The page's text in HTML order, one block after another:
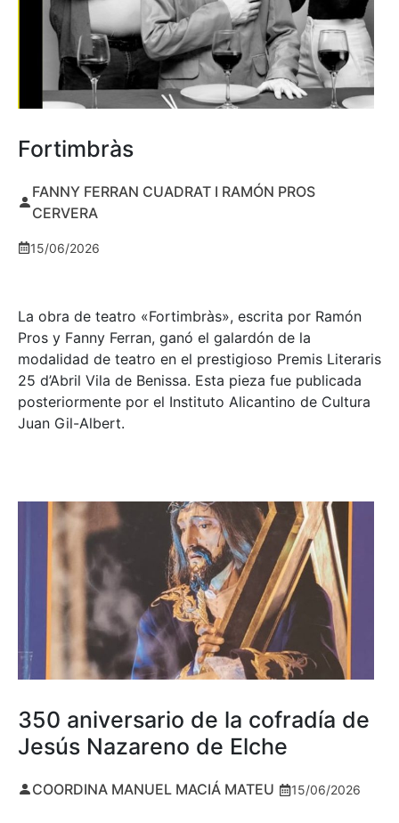
Fortimbràs
FANNY FERRAN CUADRAT I RAMÓN PROS
CERVERA
15/06/2026
La obra de teatro «Fortimbràs», escrita por Ramón
Pros y Fanny Ferran, ganó el galardón de la
modalidad de teatro en el prestigioso Premis Literaris
25 d’Abril Vila de Benissa. Esta pieza fue publicada
posteriormente por el Instituto Alicantino de Cultura
Juan Gil-Albert.
350 aniversario de la cofradía de
Jesús Nazareno de Elche
COORDINA MANUEL MACIÁ MATEU 15/06/2026